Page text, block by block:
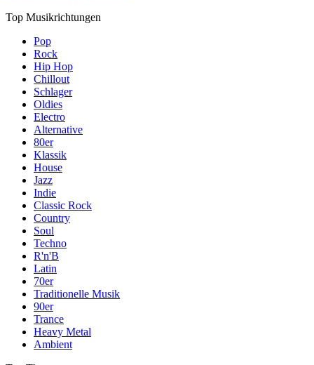
Top Musikrichtungen
Pop
Rock
Hip Hop
Chillout
Schlager
Oldies
Electro
Alternative
80er
Klassik
House
Jazz
Indie
Classic Rock
Country
Soul
Techno
R'n'B
Latin
70er
Traditionelle Musik
90er
Trance
Heavy Metal
Ambient